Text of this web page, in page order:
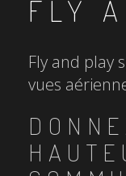
FLY
Fly and play
vues